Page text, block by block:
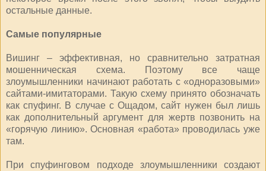
остальные данные.
Самые популярные
Вишинг – эффективная, но сравнительно затратная
мошенническая схема. Поэтому все чаще
злоумышленники начинают работать с «одноразовыми»
сайтами-имитаторами. Такую схему принято обозначать
как спуфинг. В случае с Ощадом, сайт нужен был лишь
как дополнительный аргумент для жертв позвонить на
«горячую линию». Основная «работа» проводилась уже
там.
При спуфинговом подходе злоумышленники создают